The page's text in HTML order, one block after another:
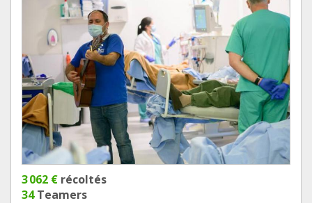
3 062 € récoltés
34Teamers